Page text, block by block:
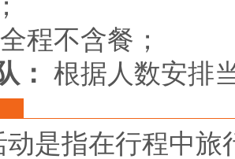
全程不含餐；
： 根据人数安排
动是指在行程中